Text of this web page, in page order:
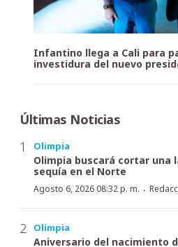
Infantino llega a Cali para
investidura del nuevo
Últimas Noticias
Olimpia
Olimpia buscará cortar una
sequía en el Norte
Agosto 6, 2026 08:32 p. m. ·
Olimpia
Aniversario del nacimiento